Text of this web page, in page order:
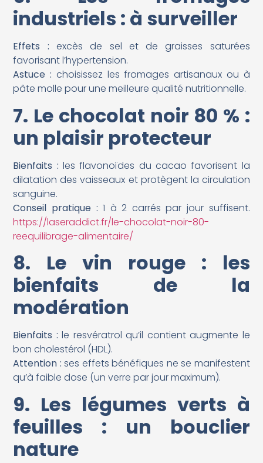
industriels : à surveiller
Effets : excès de sel et de graisses saturées
favorisant l’hypertension.
Astuce : choisissez les fromages artisanaux ou à
pâte molle pour une meilleure qualité nutritionnelle.
7. Le chocolat noir 80 % :
un plaisir protecteur
Bienfaits : les flavonoïdes du cacao favorisent la
dilatation des vaisseaux et protègent la circulation
sanguine.
Conseil pratique : 1 à 2 carrés par jour suffisent.
https://laseraddict.fr/le-chocolat-noir-80-
reequilibrage-alimentaire/
8. Le vin rouge : les
bienfaits de la
modération
Bienfaits : le resvératrol qu’il contient augmente le
bon cholestérol (HDL).
Attention : ses effets bénéfiques ne se manifestent
qu’à faible dose (un verre par jour maximum).
9. Les légumes verts à
feuilles : un bouclier
nature